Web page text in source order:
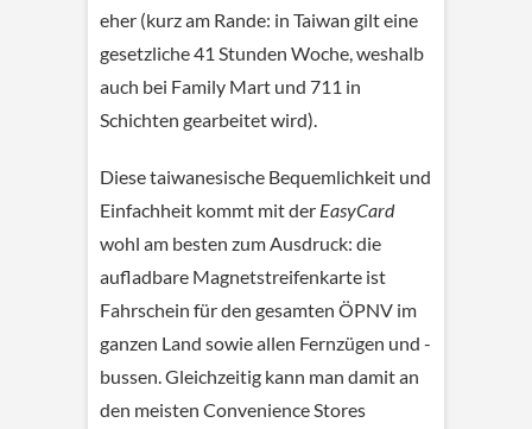
eher (kurz am Rande: in Taiwan gilt eine
gesetzliche 41 Stunden Woche, weshalb
auch bei Family Mart und 711 in
Schichten gearbeitet wird).
Diese taiwanesische Bequemlichkeit und
Einfachheit kommt mit der EasyCard
wohl am besten zum Ausdruck: die
aufladbare Magnetstreifenkarte ist
Fahrschein für den gesamten ÖPNV im
ganzen Land sowie allen Fernzügen und -
bussen. Gleichzeitig kann man damit an
den meisten Convenience Stores